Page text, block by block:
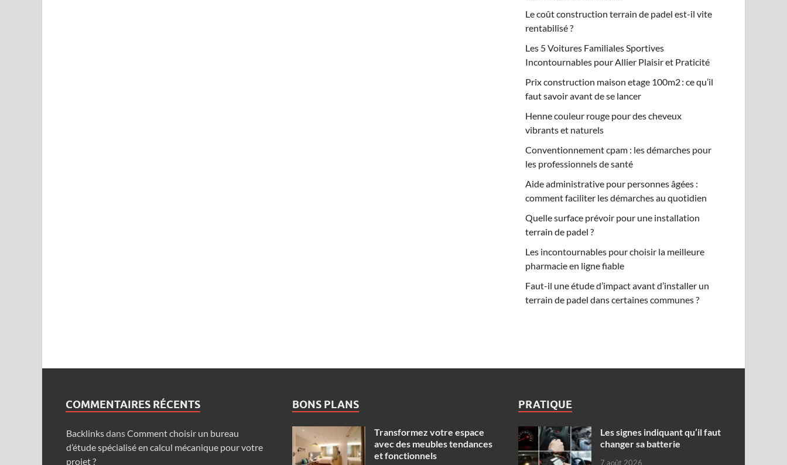
Le coût construction terrain de padel est-il vite
rentabilisé ?
Les 5 Voitures Familiales Sportives
Incontournables pour Allier Plaisir et Praticité
Prix construction maison etage 100m2 : ce qu’il
faut savoir avant de se lancer
Henne couleur rouge pour des cheveux
vibrants et naturels
Conventionnement cpam : les démarches pour
les professionnels de santé
Aide administrative pour personnes âgées :
comment faciliter les démarches au quotidien
Quelle surface prévoir pour une installation
terrain de padel ?
Les incontournables pour choisir la meilleure
pharmacie en ligne fiable
Faut-il une étude d’impact avant d’installer un
terrain de padel dans certaines communes ?
COMMENTAIRES RÉCENTS
BacklinksdansComment choisir un bureau
d’étude spécialisé en calcul mécanique pour votre
projet ?
BONS PLANS
Transformez votre espace
avec des meubles tendances
et fonctionnels
PRATIQUE
Les signes indiquant qu’il faut
changer sa batterie
7 août 2026